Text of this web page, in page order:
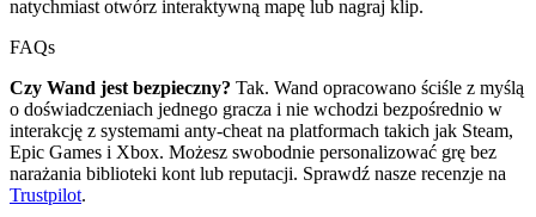
natychmiast otwórz interaktywną mapę lub nagraj klip.
FAQs
Czy Wand jest bezpieczny? Tak. Wand opracowano ściśle z myślą
o doświadczeniach jednego gracza i nie wchodzi bezpośrednio w
interakcję z systemami anty-cheat na platformach takich jak Steam,
Epic Games i Xbox. Możesz swobodnie personalizować grę bez
narażania biblioteki kont lub reputacji. Sprawdź nasze recenzje na
Trustpilot.